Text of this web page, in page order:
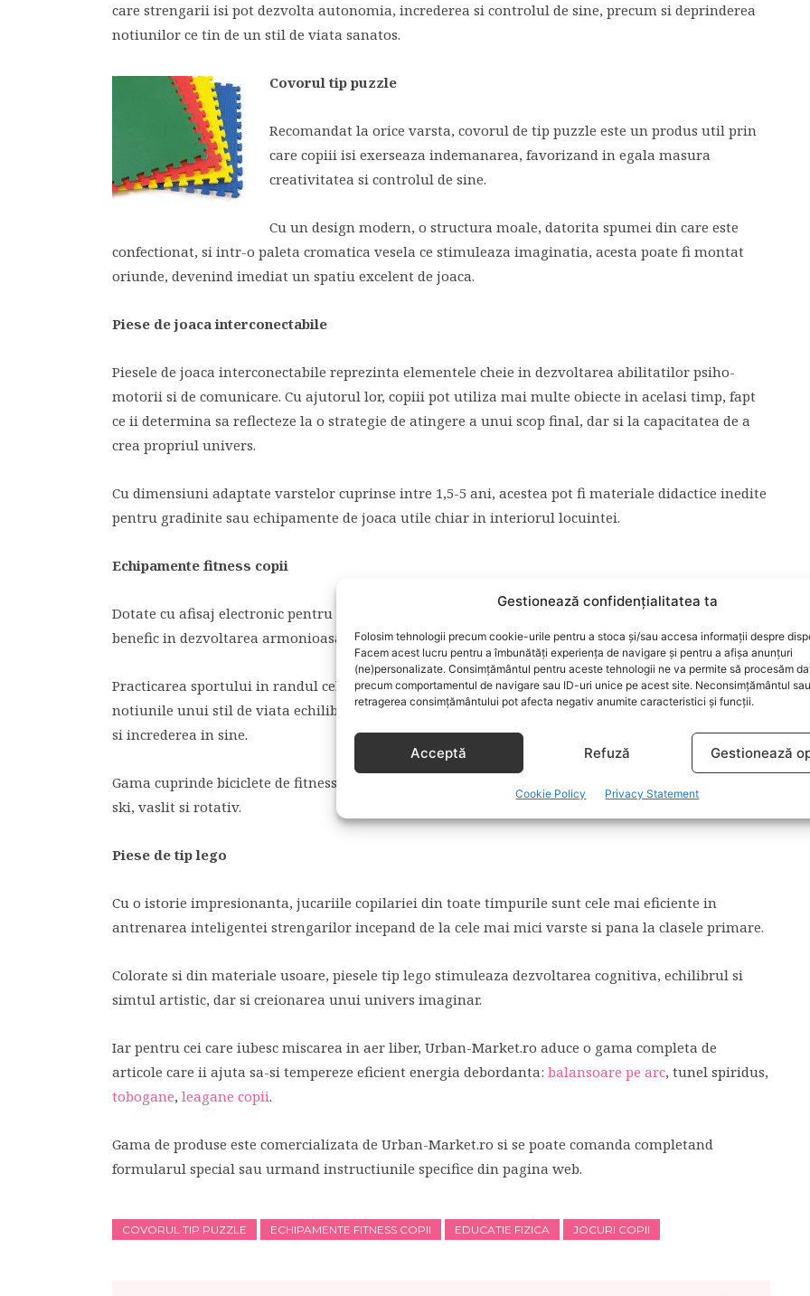
Gestionează confidențialitatea ta
Folosim tehnologii precum cookie-urile pentru a stoca și/sau accesa informații despre
Facem acest lucru pentru a îmbunătăți experiența de navigare și pentru a afișa anunțuri
(ne)personalizate. Consimțământul pentru aceste tehnologii ne va permite să procesăm
precum comportamentul de navigare sau ID-uri unice pe acest site. Neconsimțământul sau
retragerea consimțământului pot afecta negativ anumite caracteristici și funcții.
Acceptă Refuză Gestionează
Cookie Policy Privacy Statement
care strengarii isi pot dezvolta autonomia, increderea si controlul de sine, precum si deprinderea
notiunilor ce tin de un stil de viata sanatos.
Covorul tip puzzle
Recomandat la orice varsta, covorul de tip puzzle este un produs util prin
care copiii isi exerseaza indemanarea, favorizand in egala masura
creativitatea si controlul de sine.
Cu un design modern, o structura moale, datorita spumei din care este
confectionat, si intr-o paleta cromatica vesela ce stimuleaza imaginatia, acesta poate fi montat
oriunde, devenind imediat un spatiu excelent de joaca.
Piese de joaca interconectabile
Piesele de joaca interconectabile reprezinta elementele cheie in dezvoltarea abilitatilor psiho-
motorii si de comunicare. Cu ajutorul lor, copiii pot utiliza mai multe obiecte in acelasi timp, fapt
ce ii determina sa reflecteze la o strategie de atingere a unui scop final, dar si la capacitatea de a
crea propriul univers.
Cu dimensiuni adaptate varstelor cuprinse intre 1,5-5 ani, acestea pot fi materiale didactice inedite
pentru gradinite sau echipamente de joaca utile chiar in interiorul locuintei.
Echipamente fitness copii
Dotate cu afisaj electronic pentru viteza, timp, calorii si distanta, aparatele de fitness au un rol
benefic in dezvoltarea armonioasa a copiilor, atat din punct de vedere fizic, cat si mental.
Practicarea sportului in randul celor mici favorizeaza inca de la varste fragede familiarizarea cu
notiunile unui stil de viata echilibrat, fapt care le va influenta caracterul, deprinderea autonomiei
si increderea in sine.
Gama cuprinde biciclete de fitness, mini steppere, banda de alergat si echipament fitness copii –
ski, vaslit si rotativ.
Piese de tip lego
Cu o istorie impresionanta, jucariile copilariei din toate timpurile sunt cele mai eficiente in
antrenarea inteligentei strengarilor incepand de la cele mai mici varste si pana la clasele primare.
Colorate si din materiale usoare, piesele tip lego stimuleaza dezvoltarea cognitiva, echilibrul si
simtul artistic, dar si creionarea unui univers imaginar.
Iar pentru cei care iubesc miscarea in aer liber, Urban-Market.ro aduce o gama completa de
articole care ii ajuta sa-si tempereze eficient energia debordanta: balansoare pe arc, tunel spiridus,
tobogane, leagane copii.
Gama de produse este comercializata de Urban-Market.ro si se poate comanda completand
formularul special sau urmand instructiunile specifice din pagina web.
COVORUL TIP PUZZLE ECHIPAMENTE FITNESS COPII EDUCATIE FIZICA JOCURI COPII